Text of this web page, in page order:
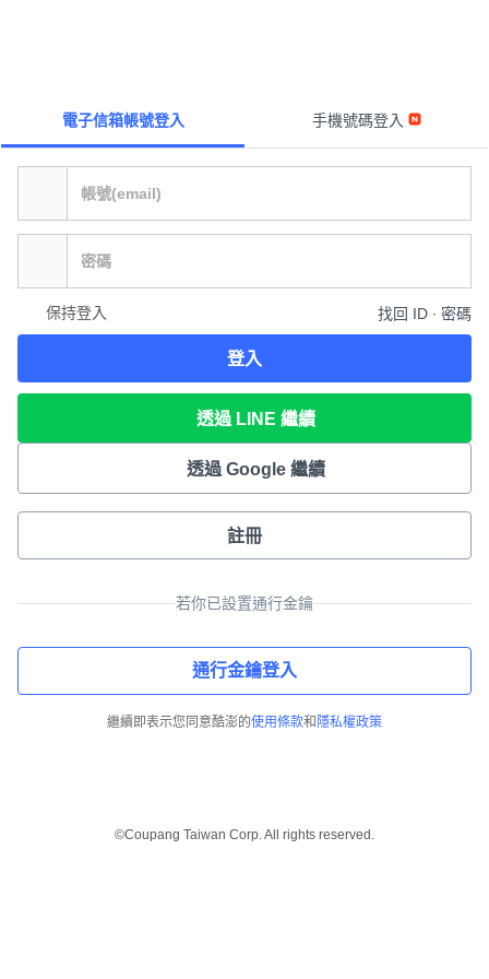
電子信箱帳號登入 手機號碼登入
保持登入 找回 ID ∙ 密碼
登入
透過 LINE 繼續
透過 Google 繼續
註冊
若你已設置通行金鑰
通行金鑰登入
繼續即表示您同意酷澎的使用條款和 隱私權政策
©Coupang Taiwan Corp. All rights reserved.